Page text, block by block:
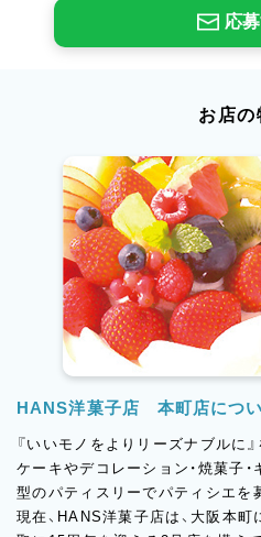
応
お店の
HANS洋菓子店 本町店につ
『いいモノをよりリーズナブルに
ケーキやデコレーション・焼菓子
型のパティスリーでパティシエを
現在、HANS洋菓子店は、大阪本